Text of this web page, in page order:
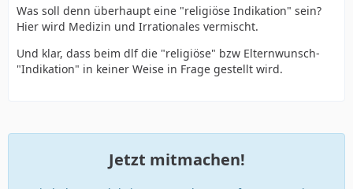
Was soll denn überhaupt eine "religiöse Indikation" sein?
Hier wird Medizin und Irrationales vermischt.
Und klar, dass beim dlf die "religiöse" bzw Elternwunsch-
"Indikation" in keiner Weise in Frage gestellt wird.
Jetzt mitmachen!